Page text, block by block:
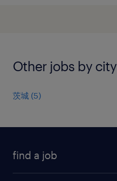
Other jobs by city
茨城 (5)
find a job